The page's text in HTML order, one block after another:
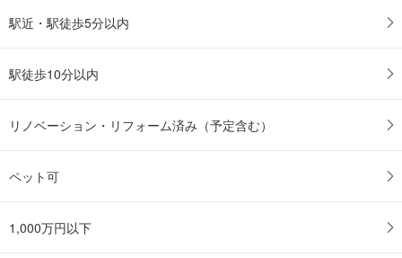
駅近・駅徒歩5分以内
駅徒歩10分以内
リノベーション・リフォーム済み（予定含む）
ペット可
1,000万円以下